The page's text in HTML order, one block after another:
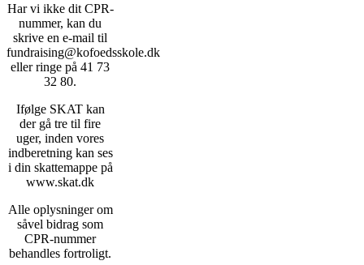
Har vi ikke dit CPR-
nummer, kan du
skrive en e-mail til
fundraising@kofoedsskole.dk
eller ringe på 41 73
32 80.
Ifølge SKAT kan
der gå tre til fire
uger, inden vores
indberetning kan ses
i din skattemappe på
www.skat.dk
Alle oplysninger om
såvel bidrag som
CPR-nummer
behandles fortroligt.